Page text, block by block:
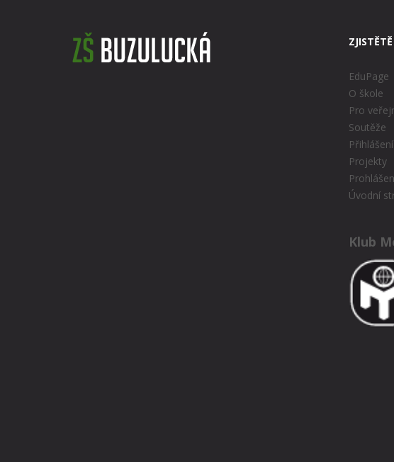
EduPage
O škole
Pro
Soutěže
Přihlášení
Projekty
Úvodní
Klub